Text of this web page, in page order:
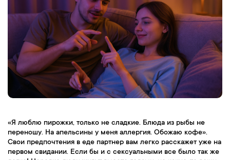
«Я люблю пирожки, только не сладкие. Блюда из рыбы не
переношу. На апельсины у меня аллергия. Обожаю кофе».
Свои предпочтения в еде партнер вам легко расскажет уже на
первом свидании. Если бы и с сексуальными все было так же